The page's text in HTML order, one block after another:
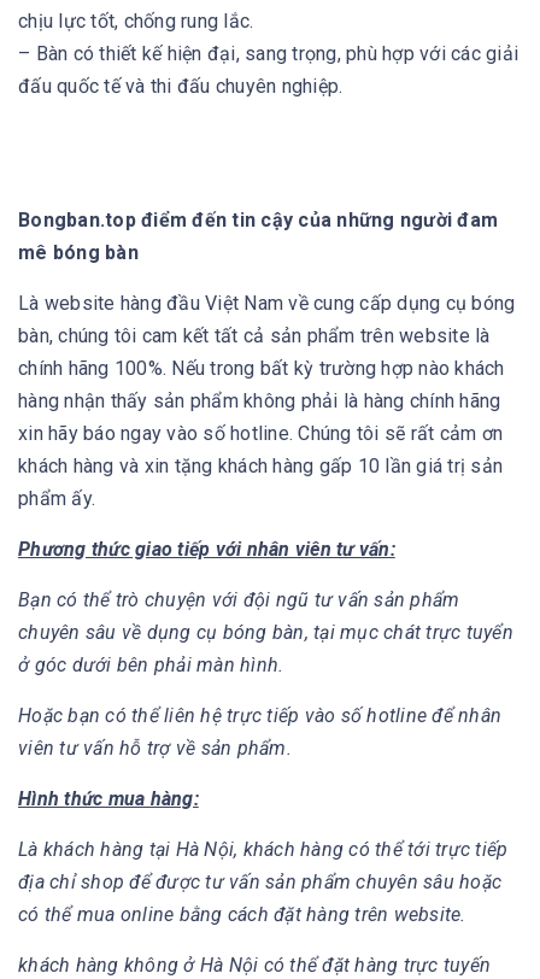
chịu lực tốt, chống rung lắc.
– Bàn có thiết kế hiện đại, sang trọng, phù hợp với các giải
đấu quốc tế và thi đấu chuyên nghiệp.
Bongban.top điểm đến tin cậy của những người đam
mê bóng bàn
Là website hàng đầu Việt Nam về cung cấp dụng cụ bóng
bàn, chúng tôi cam kết tất cả sản phẩm trên website là
chính hãng 100%. Nếu trong bất kỳ trường hợp nào khách
hàng nhận thấy sản phẩm không phải là hàng chính hãng
xin hãy báo ngay vào số hotline. Chúng tôi sẽ rất cảm ơn
khách hàng và xin tặng khách hàng gấp 10 lần giá trị sản
phẩm ấy.
Phương thức giao tiếp với nhân viên tư vấn:
Bạn có thể trò chuyện với đội ngũ tư vấn sản phẩm
chuyên sâu về dụng cụ bóng bàn, tại mục chát trực tuyển
ở góc dưới bên phải màn hình.
Hoặc bạn có thể liên hệ trực tiếp vào số hotline để nhân
viên tư vấn hỗ trợ về sản phẩm.
Hình thức mua hàng:
Là khách hàng tại Hà Nội, khách hàng có thể tới trực tiếp
địa chỉ shop để được tư vấn sản phẩm chuyên sâu hoặc
có thể mua online bằng cách đặt hàng trên website.
khách hàng không ở Hà Nội có thể đặt hàng trực tuyến